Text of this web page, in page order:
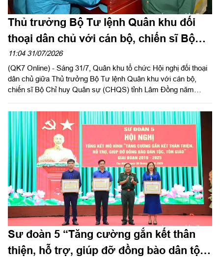
Thủ trưởng Bộ Tư lệnh Quân khu đối
thoại dân chủ với cán bộ, chiến sĩ Bộ
CHQS tỉnh Lâm Đồng
11:04 31/07/2026
(QK7 Online) - Sáng 31/7, Quân khu tổ chức Hội nghị đối thoại
dân chủ giữa Thủ trưởng Bộ Tư lệnh Quân khu với cán bộ,
chiến sĩ Bộ Chỉ huy Quân sự (CHQS) tỉnh Lâm Đồng năm
Phó Chính ủy Quân khu chủ trì hội nghị.
Sư đoàn 5 “Tăng cường gắn kết thân
thiện, hỗ trợ, giúp đỡ đồng bào dân tộc,